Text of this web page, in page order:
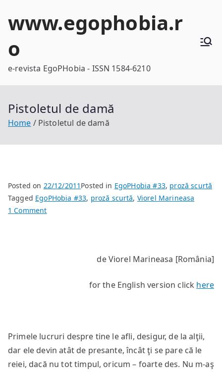
www.egophobia.r
o
e-revista EgoPHobia - ISSN 1584-6210
Pistoletul de damă
Home Pistoletul de damă
Posted on 22/12/2011 Posted in EgoPHobia #33, proză scurtă
Tagged EgoPHobia #33, proză scurtă, Viorel Marineasa
1 Commenton
de Viorel Marineasa [România]
for the English version click here
Primele lucruri despre tine le afli, desigur, de la alţii,
dar ele devin atât de presante, încât ţi se pare că le
reiei, dacă nu tot timpul, oricum – foarte des. Nu m-aş